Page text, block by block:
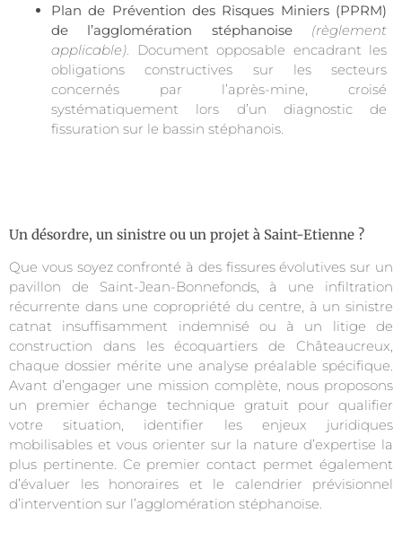
Plan de Prévention des Risques Miniers (PPRM)
de l’agglomération stéphanoise
(règlement
applicable). Document opposable encadrant les
obligations constructives sur les secteurs
concernés par l’après-mine, croisé
systématiquement lors d’un diagnostic de
fissuration sur le bassin stéphanois.
Un désordre, un sinistre ou un projet à Saint-Etienne ?
Que vous soyez confronté à des fissures évolutives sur un
pavillon de Saint-Jean-Bonnefonds, à une infiltration
récurrente dans une copropriété du centre, à un sinistre
catnat insuffisamment indemnisé ou à un litige de
construction dans les écoquartiers de Châteaucreux,
chaque dossier mérite une analyse préalable spécifique.
Avant d’engager une mission complète, nous proposons
un premier échange technique gratuit pour qualifier
votre situation, identifier les enjeux juridiques
mobilisables et vous orienter sur la nature d’expertise la
plus pertinente. Ce premier contact permet également
d’évaluer les honoraires et le calendrier prévisionnel
d’intervention sur l’agglomération stéphanoise.